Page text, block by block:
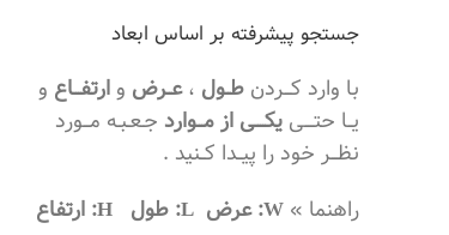
جستجو پیشرفته بر اساس ابعاد
با وارد کـــردن طــول ،عــرض و ارتفـــاع و
یــا حتــــی یکــــی از مـــوارد جـعـبـه مـــورد
نظـــر خود را پیــدا کــنید .
راهنما » W: عرض L: طول H: ارتفاع